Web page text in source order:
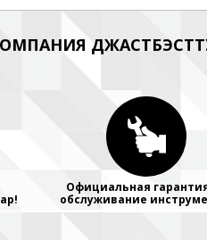
Официальная
обслуживание